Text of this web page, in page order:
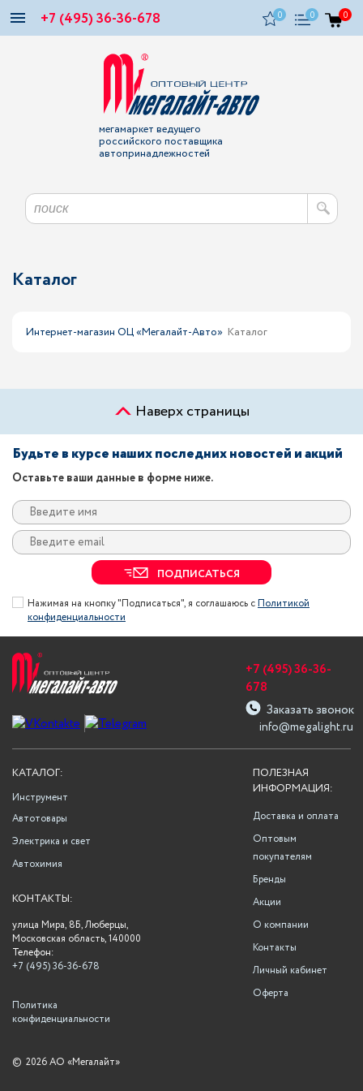
+7 (495) 36-36-678 0 0 0
мегамаркет ведущего
российского поставщика
автопринадлежностей
Каталог
Интернет-магазин ОЦ «Мегалайт-Авто» Каталог
Наверх страницы
Будьте в курсе наших последних новостей и акций
Оставьте ваши данные в форме ниже.
ПОДПИСАТЬСЯ
Нажимая на кнопку "Подписаться", я соглашаюсь сПолитикой
конфиденциальности
info@megalight.ru
+7 (495) 36-36-
678
Заказать звонок
ПОЛЕЗНАЯ
ИНФОРМАЦИЯ:
Доставка и оплата
Оптовым
покупателям
Бренды
Акции
О компании
Контакты
Личный кабинет
Оферта
КАТАЛОГ:
Инструмент
Автотовары
Электрика и свет
Автохимия
КОНТАКТЫ:
улица Мира, 8Б, Люберцы,
Московская область, 140000
Телефон:
+7 (495) 36-36-678
Политика
конфиденциальности
© 2026 АО «Мегалайт»